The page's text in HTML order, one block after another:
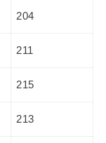
204
211
215
213